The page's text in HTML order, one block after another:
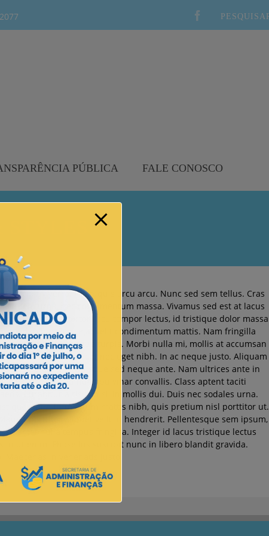
PÚBLICA FALE CONOSCO
viverra. Proin quis arcu arcu. Nunc sed sem tellus. Cras
lorem urna, nec condimentum massa. Vivamus sed est at lacus
placerat, tortor arcu tempor lectus, id tristique dolor massa
dapibus augue at velit condimentum mattis. Nam fringilla
Aliquam eget neque turpis. Morbi nulla mi, mollis at accumsan
ligula feugiat laoreet nec eget nibh. In ac neque justo. Aliquam
sed at odio. Quisque sed neque ante. Nam ultrices ante in
tellus sed nunc pulvinar convallis. Class aptent taciti
Curabitur a risus nisi, in mollis dui. Duis nec sodales urna.
Nam fermentum mattis nibh, quis pretium nisl porttitor ut.
porttitor aliquet velit id hendrerit. Pellentesque sem ipsum,
sit amet nulla tempus fringilla. Integer id lacus tristique lectus
ut enim. Phasellus suscipit nunc in libero blandit gravida.
in venenatis justo